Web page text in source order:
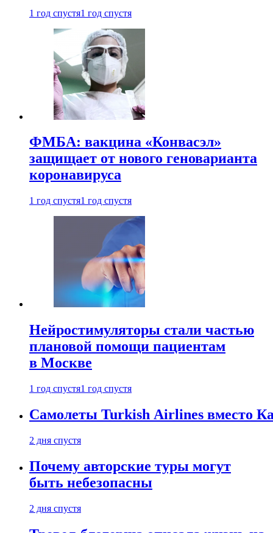
1 год спустя1 год спустя
ФМБА: вакцина «Конвасэл»
защищает от нового геноварианта
коронавируса
1 год спустя1 год спустя
Нейростимуляторы стали частью
плановой помощи пациентам
в Москве
1 год спустя1 год спустя
Самолеты Turkish Airlines вместо
2 дня спустя
Почему авторские туры могут
быть небезопасны
2 дня спустя